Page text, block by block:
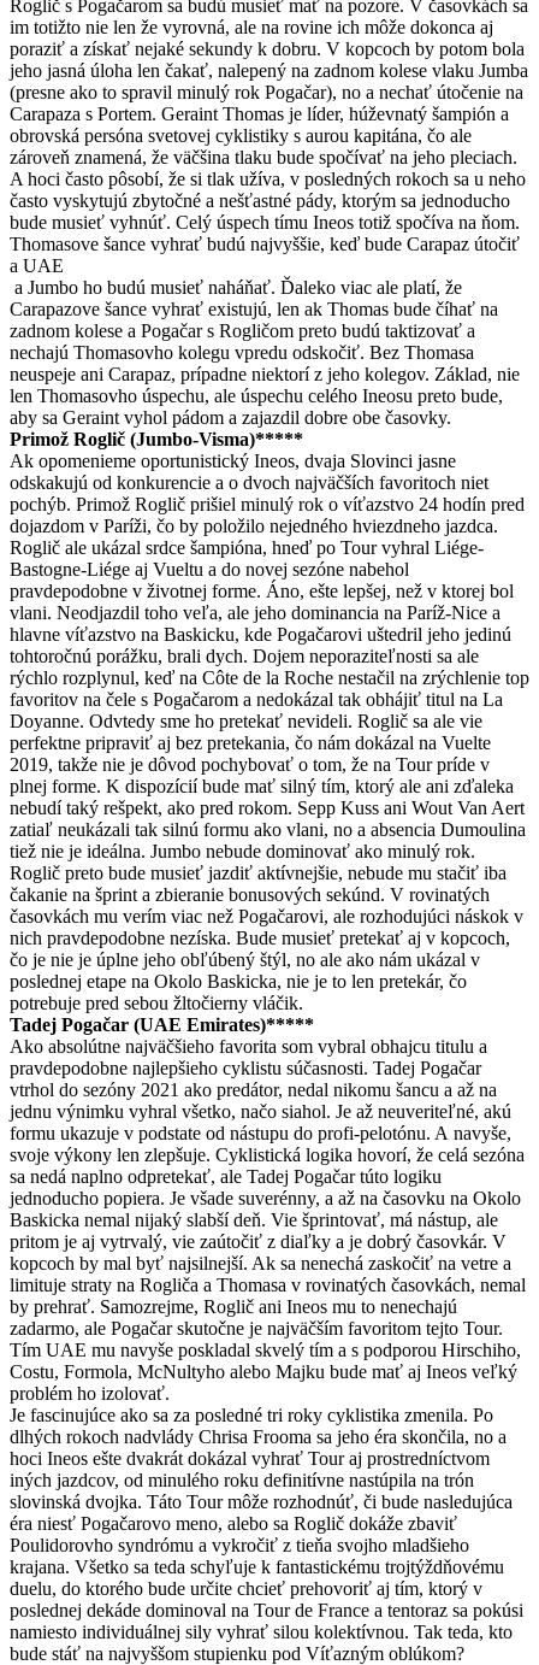
Roglič s Pogačarom sa budú musieť mať na pozore. V časovkách sa
im totižto nie len že vyrovná, ale na rovine ich môže dokonca aj
poraziť a získať nejaké sekundy k dobru. V kopcoch by potom bola
jeho jasná úloha len čakať, nalepený na zadnom kolese vlaku Jumba
(presne ako to spravil minulý rok Pogačar), no a nechať útočenie na
Carapaza s Portem. Geraint Thomas je líder, húževnatý šampión a
obrovská persóna svetovej cyklistiky s aurou kapitána, čo ale
zároveň znamená, že väčšina tlaku bude spočívať na jeho pleciach.
A hoci často pôsobí, že si tlak užíva, v posledných rokoch sa u neho
často vyskytujú zbytočné a nešťastné pády, ktorým sa jednoducho
bude musieť vyhnúť. Celý úspech tímu Ineos totiž spočíva na ňom.
Thomasove šance vyhrať budú najvyššie, keď bude Carapaz útočiť
a UAE
a Jumbo ho budú musieť naháňať. Ďaleko viac ale platí, že
Carapazove šance vyhrať existujú, len ak Thomas bude číhať na
zadnom kolese a Pogačar s Rogličom preto budú taktizovať a
nechajú Thomasovho kolegu vpredu odskočiť. Bez Thomasa
neuspeje ani Carapaz, prípadne niektorí z jeho kolegov. Základ, nie
len Thomasovho úspechu, ale úspechu celého Ineosu preto bude,
aby sa Geraint vyhol pádom a zajazdil dobre obe časovky.
Primož Roglič (Jumbo-Visma)*****
Ak opomenieme oportunistický Ineos, dvaja Slovinci jasne
odskakujú od konkurencie a o dvoch najväčších favoritoch niet
pochýb. Primož Roglič prišiel minulý rok o víťazstvo 24 hodín pred
dojazdom v Paríži, čo by položilo nejedného hviezdneho jazdca.
Roglič ale ukázal srdce šampióna, hneď po Tour vyhral Liége-
Bastogne-Liége aj Vueltu a do novej sezóne nabehol
pravdepodobne v životnej forme. Áno, ešte lepšej, než v ktorej bol
vlani. Neodjazdil toho veľa, ale jeho dominancia na Paríž-Nice a
hlavne víťazstvo na Baskicku, kde Pogačarovi uštedril jeho jedinú
tohtoročnú porážku, brali dych. Dojem neporaziteľnosti sa ale
rýchlo rozplynul, keď na Côte de la Roche nestačil na zrýchlenie top
favoritov na čele s Pogačarom a nedokázal tak obhájiť titul na La
Doyanne. Odvtedy sme ho pretekať nevideli. Roglič sa ale vie
perfektne pripraviť aj bez pretekania, čo nám dokázal na Vuelte
2019, takže nie je dôvod pochybovať o tom, že na Tour príde v
plnej forme. K dispozícií bude mať silný tím, ktorý ale ani zďaleka
nebudí taký rešpekt, ako pred rokom. Sepp Kuss ani Wout Van Aert
zatiaľ neukázali tak silnú formu ako vlani, no a absencia Dumoulina
tiež nie je ideálna. Jumbo nebude dominovať ako minulý rok.
Roglič preto bude musieť jazdiť aktívnejšie, nebude mu stačiť iba
čakanie na šprint a zbieranie bonusových sekúnd. V rovinatých
časovkách mu verím viac než Pogačarovi, ale rozhodujúci náskok v
nich pravdepodobne nezíska. Bude musieť pretekať aj v kopcoch,
čo je nie je úplne jeho obľúbený štýl, no ale ako nám ukázal v
poslednej etape na Okolo Baskicka, nie je to len pretekár, čo
potrebuje pred sebou žltočierny vláčik.
Tadej Pogačar (UAE Emirates)*****
Ako absolútne najväčšieho favorita som vybral obhajcu titulu a
pravdepodobne najlepšieho cyklistu súčasnosti. Tadej Pogačar
vtrhol do sezóny 2021 ako predátor, nedal nikomu šancu a až na
jednu výnimku vyhral všetko, načo siahol. Je až neuveriteľné, akú
formu ukazuje v podstate od nástupu do profi-pelotónu. A navyše,
svoje výkony len zlepšuje. Cyklistická logika hovorí, že celá sezóna
sa nedá naplno odpretekať, ale Tadej Pogačar túto logiku
jednoducho popiera. Je všade suverénny, a až na časovku na Okolo
Baskicka nemal nijaký slabší deň. Vie šprintovať, má nástup, ale
pritom je aj vytrvalý, vie zaútočiť z diaľky a je dobrý časovkár. V
kopcoch by mal byť najsilnejší. Ak sa nenechá zaskočiť na vetre a
limituje straty na Rogliča a Thomasa v rovinatých časovkách, nemal
by prehrať. Samozrejme, Roglič ani Ineos mu to nenechajú
zadarmo, ale Pogačar skutočne je najväčším favoritom tejto Tour.
Tím UAE mu navyše poskladal skvelý tím a s podporou Hirschiho,
Costu, Formola, McNultyho alebo Majku bude mať aj Ineos veľký
problém ho izolovať.
Je fascinujúce ako sa za posledné tri roky cyklistika zmenila. Po
dlhých rokoch nadvlády Chrisa Frooma sa jeho éra skončila, no a
hoci Ineos ešte dvakrát dokázal vyhrať Tour aj prostredníctvom
iných jazdcov, od minulého roku definitívne nastúpila na trón
slovinská dvojka. Táto Tour môže rozhodnúť, či bude nasledujúca
éra niesť Pogačarovo meno, alebo sa Roglič dokáže zbaviť
Poulidorovho syndrómu a vykročiť z tieňa svojho mladšieho
krajana. Všetko sa teda schyľuje k fantastickému trojtýždňovému
duelu, do ktorého bude určite chcieť prehovoriť aj tím, ktorý v
poslednej dekáde dominoval na Tour de France a tentoraz sa pokúsi
namiesto individuálnej sily vyhrať silou kolektívnou. Tak teda, kto
bude stáť na najvyššom stupienku pod Víťazným oblúkom?